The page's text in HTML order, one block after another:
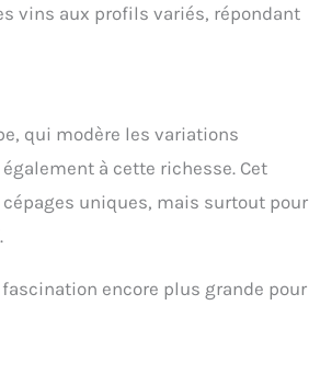
vins aux profils variés, répondant
qui modère les variations
à cette richesse. Cet
uniques, mais surtout pour
encore plus grande pour